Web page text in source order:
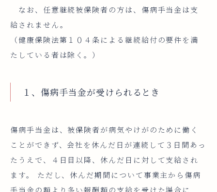
なお、任意継続被保険者の方は、傷病手当金は支
給されません。
（健康保険法第１０４条による継続給付の要件を満
たしている者は除く。）
１、傷病手当金が受けられるとき
傷病手当金は、被保険者が病気やけがのために働く
ことができず、会社を休んだ日が連続して３日間あっ
たうえで、４日目以降、休んだ日に対して支給され
ます。 ただし、休んだ期間について事業主から傷病
手当金の額より多い報酬額の支給を受けた場合に